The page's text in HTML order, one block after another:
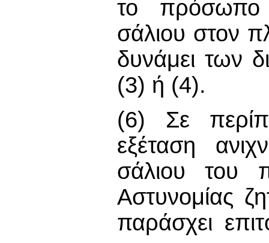
το πρόσωπο
σάλιου στον
δυνάμει των
(3) ή (4).
(6) Σε
εξέταση
σάλιου του
Αστυνομίας
παράσχει